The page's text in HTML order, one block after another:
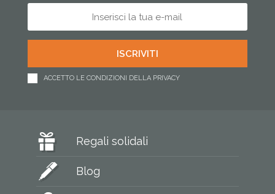
ACCETTO LE CONDIZIONI DELLA PRIVACY
Regali solidali
Blog